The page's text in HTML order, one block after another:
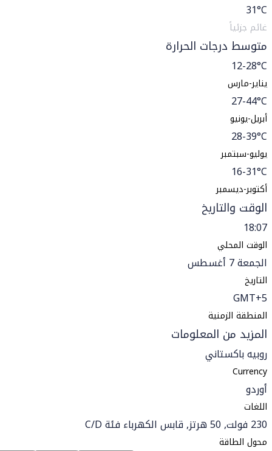
31°C
غائم جزئياً
متوسط درجات الحرارة
12-28°C
يناير-مارس
27-44°C
أبريل-يونيو
28-39°C
يوليو-سبتمبر
16-31°C
أكتوبر-ديسمبر
الوقت والتاريخ
18:07
الوقت المحلي
الجمعة 7 أغسطس
التاريخ
GMT+5
المنطقة الزمنية
المزيد من المعلومات
روبيه باكستاني
Currency
أوردو
اللغات
230 فولت, 50 هرتز, قابس الكهرباء فئة C/D
محول الطاقة